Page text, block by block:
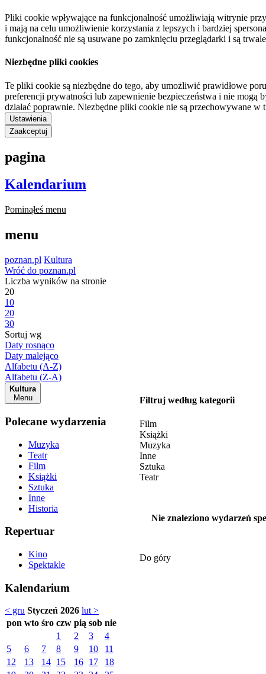
Pliki cookie wpływające na funkcjonalność umożliwiają witrynie
i mają na celu umożliwienie korzystania z lepszych i bardziej
funkcjonalność nie są usuwane po zamknięciu przeglądarki i są
Niezbędne pliki cookies
Te pliki cookie są niezbędne do tego, aby umożliwić prawidłowe
preferencji prywatności lub zapewnienie bezpieczeństwa i nie
działać poprawnie. Niezbędne pliki cookie nie są przechowywane
Ustawienia
Zaakceptuj
pagina
Kalendarium
Pominąłeś menu
menu
poznan.pl Kultura
Wróć do poznan.pl
Liczba wyników na stronie
20
10
20
30
Sortuj wg
Daty rosnąco
Daty malejąco
Alfabetu (A-Z)
Alfabetu (Z-A)
Kultura
Menu
Polecane wydarzenia
Muzyka
Teatr
Film
Książki
Sztuka
Inne
Historia
Repertuar
Kino
Spektakle
Kalendarium
< gru Styczeń 2026 lut >
pon wto śro czw pią sob nie
1
2 3
4
5
6 7 8 9 10
11
12
13 14 15 16 17
18
Filtruj według kategorii
Film
Książki
Muzyka
Inne
Sztuka
Teatr
Nie znaleziono wydarzeń
Do góry